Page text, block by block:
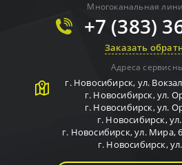
Многоканальная
+7 (383)
Заказать
Адреса
г. Новосибирск, ул.
г. Новосибирск,ул.
г. Новосибирск,ул.
г. Новосибирск,
г. Новосибирск,ул. Мира,
г. Новосибирск,